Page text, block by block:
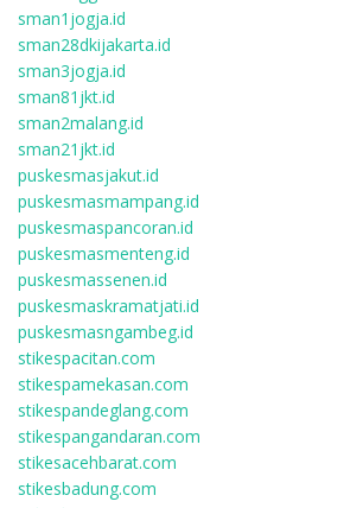
sman1jogja.id
sman28dkijakarta.id
sman3jogja.id
sman81jkt.id
sman2malang.id
sman21jkt.id
puskesmasjakut.id
puskesmasmampang.id
puskesmaspancoran.id
puskesmasmenteng.id
puskesmassenen.id
puskesmaskramatjati.id
puskesmasngambeg.id
stikespacitan.com
stikespamekasan.com
stikespandeglang.com
stikespangandaran.com
stikesacehbarat.com
stikesbadung.com